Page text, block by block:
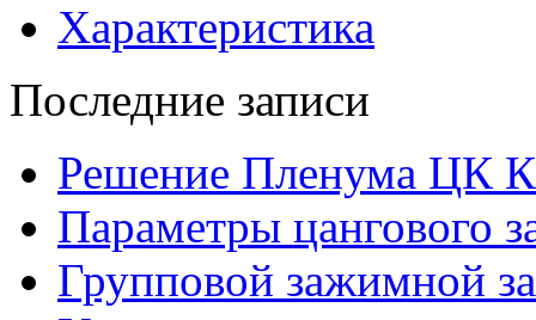
Характеристика
Последние записи
Решение Пленума ЦК
Параметры цангового
Групповой зажимной